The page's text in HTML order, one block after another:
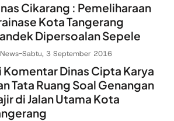
Cikarang : Pemeliharaan
Kota Tangerang
Dipersoalan Sepele
-Sabtu, 3 September 2016
Komentar Dinas Cipta Karya
Tata Ruang Soal Genangan
di Jalan Utama Kota